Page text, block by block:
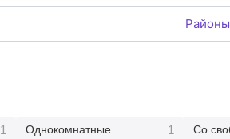
Районы
1 Однокомнатные 1 Со